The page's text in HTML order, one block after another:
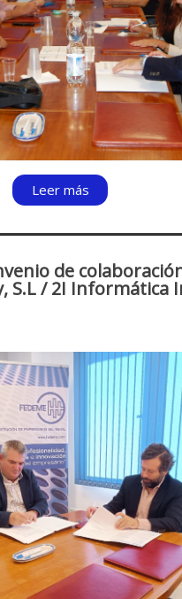
Leer más
de
S.L / 2I Informática